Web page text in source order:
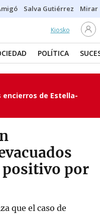
Salva Gutiérrez Mirar
Kiosko
POLÍTICA
de Estella-
positivo por
que el caso de